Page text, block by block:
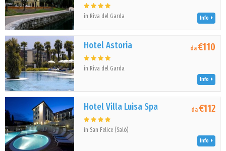
in Riva del Garda Info
Hotel Astoria
in Riva del Garda
da€110
Info
Hotel Villa Luisa Spa
in San Felice (Salò)
da€112
Info